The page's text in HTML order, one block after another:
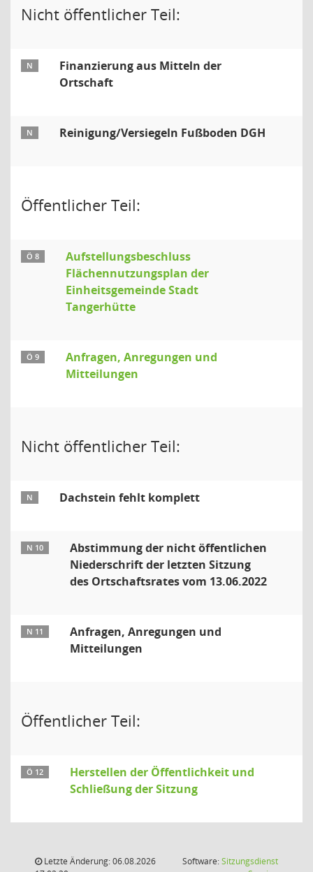
Nicht öffentlicher Teil:
N
Finanzierung aus Mitteln der
Ortschaft
N Reinigung/Versiegeln Fußboden DGH
Öffentlicher Teil:
Ö 8
Aufstellungsbeschluss
Flächennutzungsplan der
Einheitsgemeinde Stadt
Tangerhütte
Ö 9
Anfragen, Anregungen und
Mitteilungen
Nicht öffentlicher Teil:
N Dachstein fehlt komplett
N 10
Abstimmung der nicht öffentlichen
Niederschrift der letzten Sitzung
des Ortschaftsrates vom 13.06.2022
N 11
Anfragen, Anregungen und
Mitteilungen
Öffentlicher Teil:
Ö 12
Herstellen der Öffentlichkeit und
Schließung der Sitzung
Letzte Änderung: 06.08.2026
Software:Sitzungsdienst